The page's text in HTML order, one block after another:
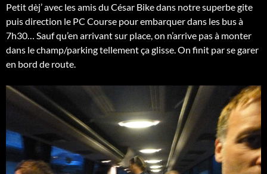
Petit dèj’ avec les amis du César Bike dans notre superbe gite
puis direction le PC Course pour embarquer dans les bus à
7h30… Sauf qu’en arrivant sur place, on n’arrive pas à monter
dans le champ/parking tellement ça glisse. On finit par se garer
en bord de route.